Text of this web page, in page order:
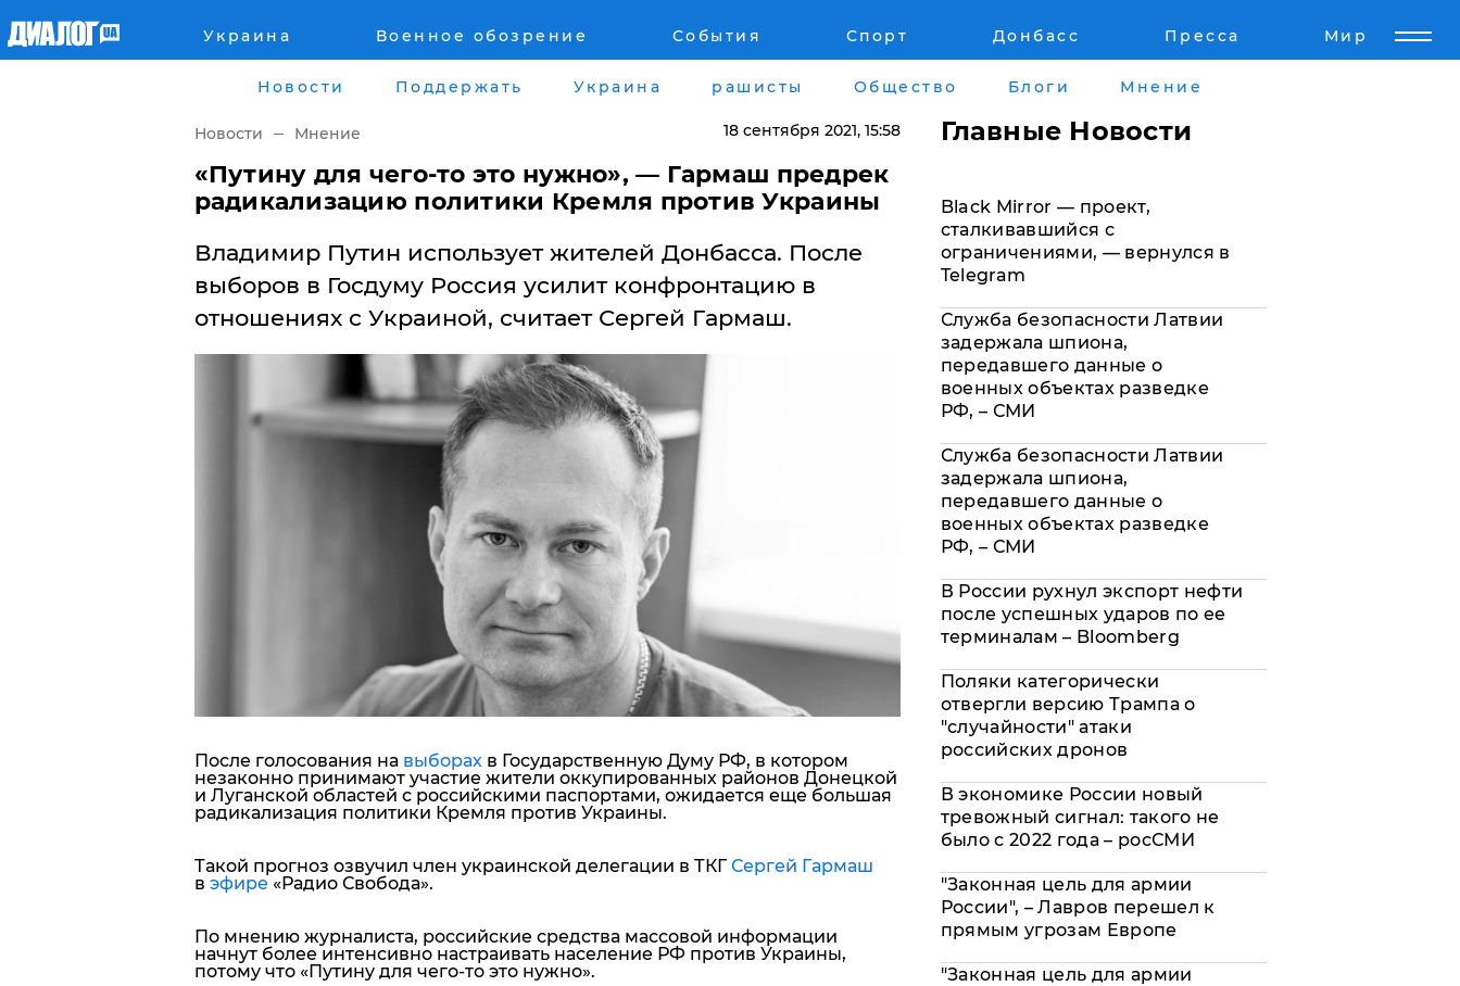
Украина Военное обозрение События Спорт Донбасс Пресса Мир
Военное обозрение
Города
Луганск
Киев
Днепр
Львов
Одесса
Война на Донбассе и в Крыму
"ЛНР"
Оккупация Крыма
Новости Крыма
Донбасс
Армия Украины
Лайф стайл
Помощь проекту
Стиль Диалога
Пресс-релизы
Новости Поддержать Украина рашисты Общество Блоги Мнение
Новости Мнение 18 сентября 2021, 15:58
«Путину для чего-то это нужно», — Гармаш предрек
радикализацию политики Кремля против Украины
Владимир Путин использует жителей Донбасса. После
выборов в Госдуму Россия усилит конфронтацию в
отношениях с Украиной, считает Сергей Гармаш.
После голосования на выборах в Государственную Думу РФ, в котором
незаконно принимают участие жители оккупированных районов Донецкой
и Луганской областей с российскими паспортами, ожидается еще большая
радикализация политики Кремля против Украины.
Такой прогноз озвучил член украинской делегации в ТКГ Сергей Гармаш
в эфире«Радио Свобода».
По мнению журналиста, российские средства массовой информации
начнут более интенсивно настраивать население РФ против Украины,
потому что «Путину для чего-то это нужно».
Главные Новости
Black Mirror — проект,
сталкивавшийся с
ограничениями, — вернулся в
Telegram
Служба безопасности Латвии
задержала шпиона,
передавшего данные о
военных объектах разведке
РФ, – СМИ
Служба безопасности Латвии
задержала шпиона,
передавшего данные о
военных объектах разведке
РФ, – СМИ
В России рухнул экспорт нефти
после успешных ударов по ее
терминалам – Bloomberg
Поляки категорически
отвергли версию Трампа о
"случайности" атаки
российских дронов
В экономике России новый
тревожный сигнал: такого не
было с 2022 года – росСМИ
"Законная цель для армии
России", – Лавров перешел к
прямым угрозам Европе
"Законная цель для армии